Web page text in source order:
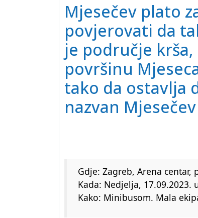
Mjesečev plato
povjerovati da
je područje
površinu
tako da ostavlja
nazvan
Gdje: Zagreb, Arena
Kada: Nedjelja, 17.09.2023.
Kako: Minibusom. Mala